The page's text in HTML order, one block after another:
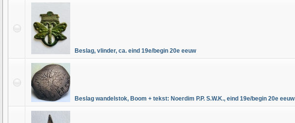
Beslag, vlinder, ca. eind 19e/begin 20e eeuw
Beslag wandelstok, Boom + tekst: Noerdim P.P. S.W.K., eind 19e/begin 20e eeuw